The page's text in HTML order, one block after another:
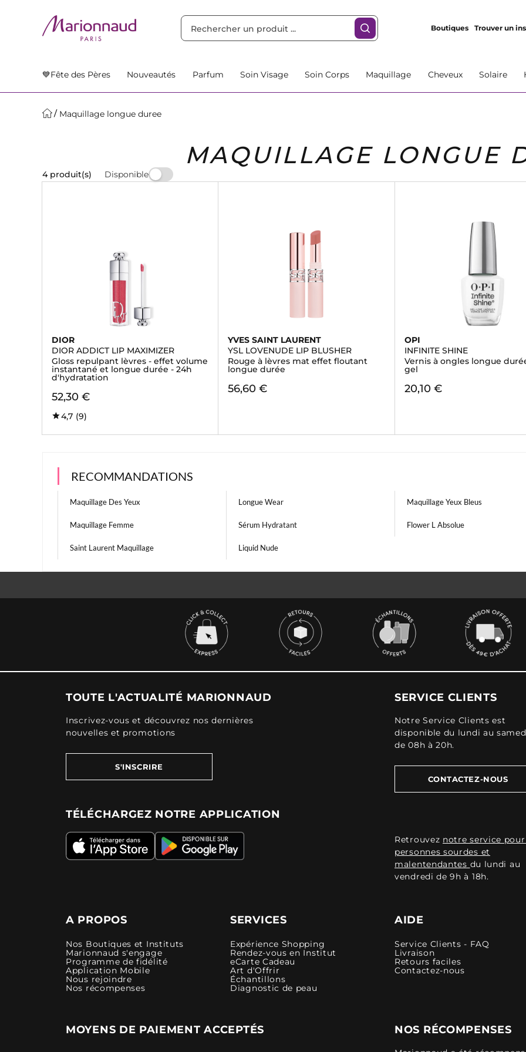
Boutiques Trouver un
💙Fête des Pères Nouveautés Parfum Soin Visage Soin Corps Maquillage Cheveux Solaire
Maquillage longue duree
MAQUILLAGE LONGUE
4 produit(s) Disponible
DIOR
DIOR ADDICT LIP MAXIMIZER
Gloss repulpant lèvres - effet volume
instantané et longue durée - 24h
d'hydratation
52,30 €
4,7 (9)
YVES SAINT LAURENT
YSL LOVENUDE LIP BLUSHER
Rouge à lèvres mat effet floutant
longue durée
56,60 €
OPI
INFINITE SHINE
Vernis à ongles longue
gel
20,10 €
RECOMMANDATIONS
Maquillage Des Yeux Longue Wear Maquillage Yeux Bleus
Maquillage Femme Sérum Hydratant Flower L Absolue
Saint Laurent Maquillage Liquid Nude
TOUTE L'ACTUALITÉ MARIONNAUD
Inscrivez-vous et découvrez nos dernières
nouvelles et promotions
S'INSCRIRE
TÉLÉCHARGEZ NOTRE APPLICATION
SERVICE CLIENTS
Notre Service Clients est
disponible du lundi au
de 08h à 20h.
CONTACTEZ-NOUS
Retrouvez notre service
personnes sourdes et
malentendantes du lundi au
vendredi de 9h à 18h.
A PROPOS
Nos Boutiques et Instituts
Marionnaud s'engage
Programme de fidélité
Application Mobile
Nous rejoindre
Nos récompenses
SERVICES
Expérience Shopping
Rendez-vous en Institut
eCarte Cadeau
Art d'Offrir
Échantillons
Diagnostic de peau
AIDE
Service Clients - FAQ
Livraison
Retours faciles
Contactez-nous
MOYENS DE PAIEMENT ACCEPTÉS NOS RÉCOMPENSES